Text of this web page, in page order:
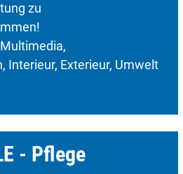
zu
Interieur, Exterieur, Umwelt
- Pflege